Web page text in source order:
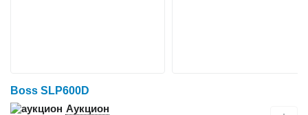
Boss SLP600D
Аукцион